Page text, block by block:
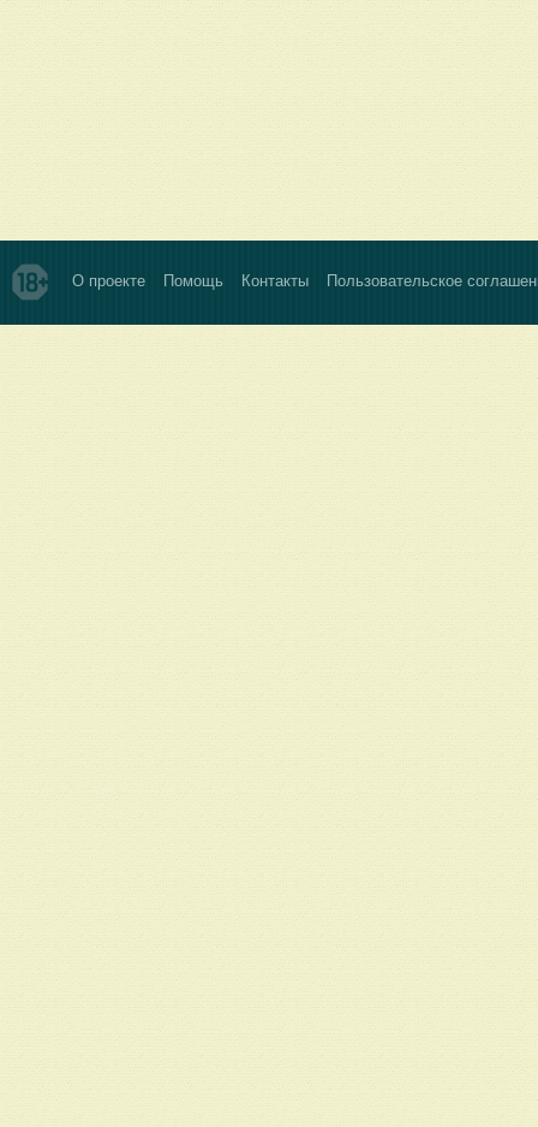
О проекте Помощь Контакты Пользовательское